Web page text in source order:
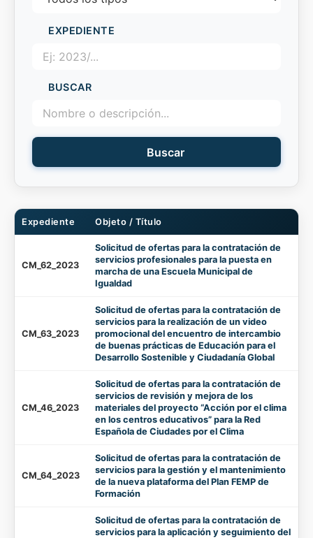
EXPEDIENTE
BUSCAR
Buscar
Expediente Objeto / Título
CM_62_2023
Solicitud de ofertas para la contratación de
servicios profesionales para la puesta en
marcha de una Escuela Municipal de
Igualdad
CM_63_2023
Solicitud de ofertas para la contratación de
servicios para la realización de un video
promocional del encuentro de intercambio
de buenas prácticas de Educación para el
Desarrollo Sostenible y Ciudadanía Global
CM_46_2023
Solicitud de ofertas para la contratación de
servicios de revisión y mejora de los
materiales del proyecto “Acción por el clima
en los centros educativos” para la Red
Española de Ciudades por el Clima
CM_64_2023
Solicitud de ofertas para la contratación de
servicios para la gestión y el mantenimiento
de la nueva plataforma del Plan FEMP de
Formación
Solicitud de ofertas para la contratación de
servicios para la aplicación y seguimiento del